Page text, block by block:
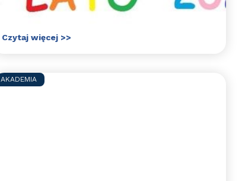
także wspólne wycieczki integracyjne.
Czytaj więcej >>
AKADEMIA